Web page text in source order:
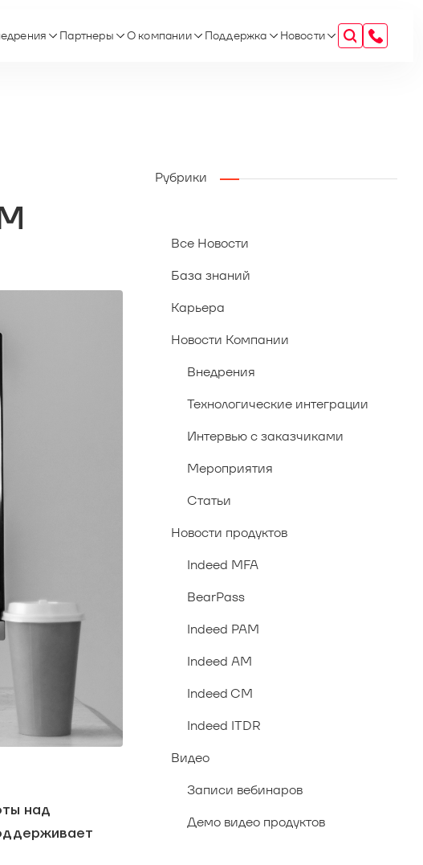
Партнеры О компании Поддержка Новости
над
Рубрики
Все Новости
База знаний
Карьера
Новости Компании
Внедрения
Технологические интеграции
Интервью с заказчиками
Мероприятия
Статьи
Новости продуктов
Indeed MFA
BearPass
Indeed PAM
Indeed AM
Indeed CM
Indeed ITDR
Видео
Записи вебинаров
Демо видео продуктов